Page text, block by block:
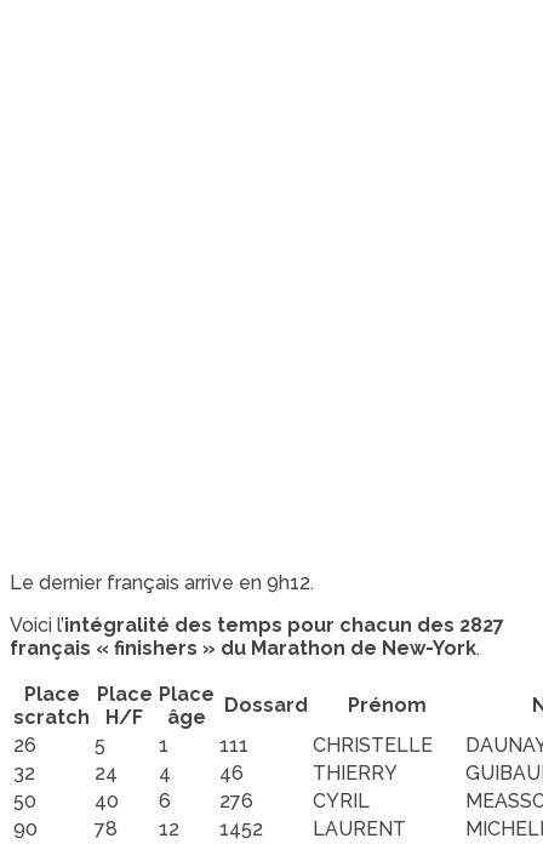
Le dernier français arrive en 9h12.
Voici l’intégralité des temps pour chacun des 2827
français « finishers » du Marathon de New-York.
Place
scratch
Place
H/F
Place
âge
Dossard Prénom
26
5 1 111 CHRISTELLE
32
24 4 46 THIERRY
50
40 6 276 CYRIL
90
78 12 1452 LAURENT